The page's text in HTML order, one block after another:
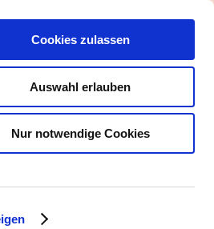
Cookies zulassen
Auswahl erlauben
Nur notwendige Cookies